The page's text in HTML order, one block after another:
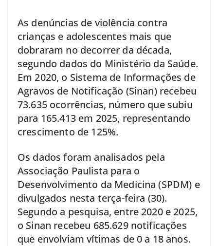
As denúncias de violência contra
crianças e adolescentes mais que
dobraram no decorrer da década,
segundo dados do Ministério da Saúde.
Em 2020, o Sistema de Informações de
Agravos de Notificação (Sinan) recebeu
73.635 ocorrências, número que subiu
para 165.413 em 2025, representando
crescimento de 125%.
Os dados foram analisados pela
Associação Paulista para o
Desenvolvimento da Medicina (SPDM) e
divulgados nesta terça-feira (30).
Segundo a pesquisa, entre 2020 e 2025,
o Sinan recebeu 685.629 notificações
que envolviam vítimas de 0 a 18 anos.